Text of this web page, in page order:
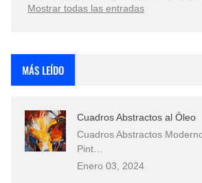
Que significan los cuadros de
El mundo del arte en pintura
Mostrar todas las entradas
MÁS LEÍDO
Cuadros Abstractos al Óleo
Cuadros Abstractos
Pint…
Enero 03, 2024